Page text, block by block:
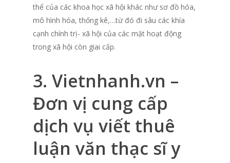
thể của các khoa học xã hội khác như sơ đồ hóa,
mô hình hóa, thống kê,…từ đó đi sâu các khía
cạnh chính trị- xã hội của các mặt hoạt động
trong xã hội còn giai cấp.
3. Vietnhanh.vn –
Đơn vị cung cấp
dịch vụ viết thuê
luận văn thạc sĩ y